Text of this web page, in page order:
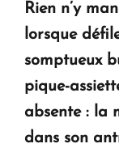
Rien n’y
lorsque
somptueux
pique-
absente : la
dans son